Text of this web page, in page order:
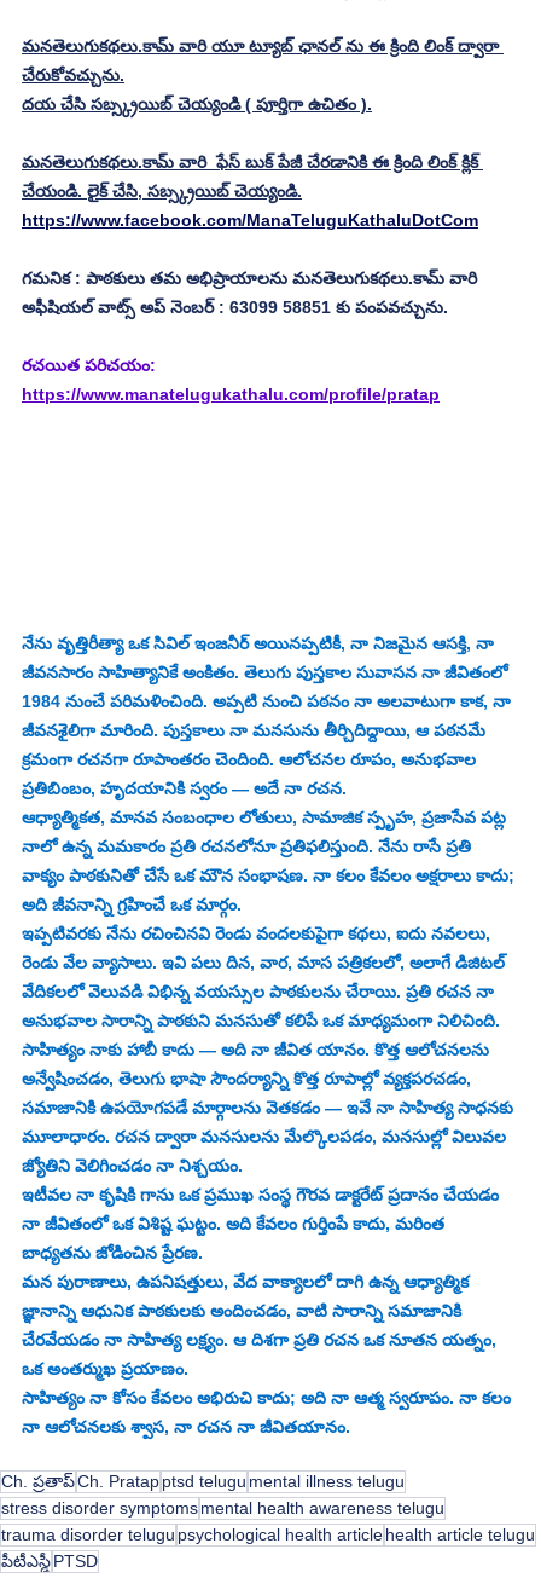
మనతెలుగుకథలు.కామ్ వారి యూ ట్యూబ్ ఛానల్ ను ఈ క్రింది లింక్ ద్వారా
చేరుకోవచ్చును.
దయ చేసి సబ్స్క్రయిబ్ చెయ్యండి ( పూర్తిగా ఉచితం ).
మనతెలుగుకథలు.కామ్ వారి  ఫేస్ బుక్ పేజీ చేరడానికి ఈ క్రింది లింక్ క్లిక్
చేయండి. లైక్ చేసి, సబ్స్క్రయిబ్ చెయ్యండి.
https://www.facebook.com/ManaTeluguKathaluDotCom
గమనిక : పాఠకులు తమ అభిప్రాయాలను మనతెలుగుకథలు.కామ్ వారి
అఫీషియల్ వాట్స్ అప్ నెంబర్ : 63099 58851 కు పంపవచ్చును.
రచయిత పరిచయం:
https://www.manatelugukathalu.com/profile/pratap
నేను వృత్తిరీత్యా ఒక సివిల్ ఇంజనీర్‌ అయినప్పటికీ, నా నిజమైన ఆసక్తి, నా
జీవనసారం సాహిత్యానికే అంకితం. తెలుగు పుస్తకాల సువాసన నా జీవితంలో
1984 నుంచే పరిమళించింది. అప్పటి నుంచి పఠనం నా అలవాటుగా కాక, నా
జీవనశైలిగా మారింది. పుస్తకాలు నా మనసును తీర్చిదిద్దాయి, ఆ పఠనమే
క్రమంగా రచనగా రూపాంతరం చెందింది. ఆలోచనల రూపం, అనుభవాల
ప్రతిబింబం, హృదయానికి స్వరం — అదే నా రచన.
ఆధ్యాత్మికత, మానవ సంబంధాల లోతులు, సామాజిక స్పృహ, ప్రజాసేవ పట్ల
నాలో ఉన్న మమకారం ప్రతి రచనలోనూ ప్రతిఫలిస్తుంది. నేను రాసే ప్రతి
వాక్యం పాఠకునితో చేసే ఒక మౌన సంభాషణ. నా కలం కేవలం అక్షరాలు కాదు;
అది జీవనాన్ని గ్రహించే ఒక మార్గం.
ఇప్పటివరకు నేను రచించినవి రెండు వందలకుపైగా కథలు, ఐదు నవలలు,
రెండు వేల వ్యాసాలు. ఇవి పలు దిన, వార, మాస పత్రికలలో, అలాగే డిజిటల్
వేదికలలో వెలువడి విభిన్న వయస్సుల పాఠకులను చేరాయి. ప్రతి రచన నా
అనుభవాల సారాన్ని పాఠకుని మనసుతో కలిపే ఒక మాధ్యమంగా నిలిచింది.
సాహిత్యం నాకు హాబీ కాదు — అది నా జీవిత యానం. కొత్త ఆలోచనలను
అన్వేషించడం, తెలుగు భాషా సౌందర్యాన్ని కొత్త రూపాల్లో వ్యక్తపరచడం,
సమాజానికి ఉపయోగపడే మార్గాలను వెతకడం — ఇవే నా సాహిత్య సాధనకు
మూలాధారం. రచన ద్వారా మనసులను మేల్కొలపడం, మనసుల్లో విలువల
జ్యోతిని వెలిగించడం నా నిశ్చయం.
ఇటీవల నా కృషికి గాను ఒక ప్రముఖ సంస్థ గౌరవ డాక్టరేట్ ప్రదానం చేయడం
నా జీవితంలో ఒక విశిష్ట ఘట్టం. అది కేవలం గుర్తింపే కాదు, మరింత
బాధ్యతను జోడించిన ప్రేరణ.
మన పురాణాలు, ఉపనిషత్తులు, వేద వాక్యాలలో దాగి ఉన్న ఆధ్యాత్మిక
జ్ఞానాన్ని ఆధునిక పాఠకులకు అందించడం, వాటి సారాన్ని సమాజానికి
చేరవేయడం నా సాహిత్య లక్ష్యం. ఆ దిశగా ప్రతి రచన ఒక నూతన యత్నం,
ఒక అంతర్ముఖ ప్రయాణం.
సాహిత్యం నా కోసం కేవలం అభిరుచి కాదు; అది నా ఆత్మ స్వరూపం. నా కలం
నా ఆలోచనలకు శ్వాస, నా రచన నా జీవితయానం.
Ch. ప్రతాప్Ch. Pratapptsd telugu mental illness telugu
stress disorder symptomsmental health awareness telugu
trauma disorder telugu psychological health articlehealth article telugu
పీటీఎస్డీPTSD